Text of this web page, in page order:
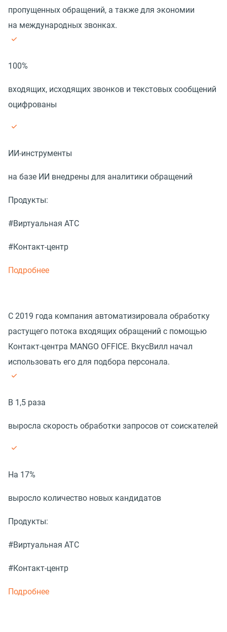
пропущенных обращений, а также для экономии
на международных звонках.
100%
входящих, исходящих звонков и текстовых сообщений
оцифрованы
ИИ-инструменты
на базе ИИ внедрены для аналитики обращений
Продукты:
#Виртуальная АТС
#Контакт-центр
Подробнее
С 2019 года компания автоматизировала обработку
растущего потока входящих обращений с помощью
Контакт-центра MANGO OFFICE. ВкусВилл начал
использовать его для подбора персонала.
В 1,5 раза
выросла скорость обработки запросов от соискателей
На 17%
выросло количество новых кандидатов
Продукты:
#Виртуальная АТС
#Контакт-центр
Подробнее